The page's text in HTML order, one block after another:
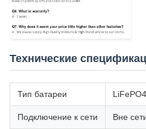
Технические
Тип батареи LiFePO4
Подключение к сети Вне